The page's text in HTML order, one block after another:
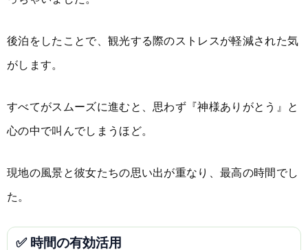
後泊をしたことで、観光する際のストレスが軽減された気
がします。
すべてがスムーズに進むと、思わず『神様ありがとう』と
心の中で叫んでしまうほど。
現地の風景と彼女たちの思い出が重なり、最高の時間でし
た。
✅ 時間の有効活用